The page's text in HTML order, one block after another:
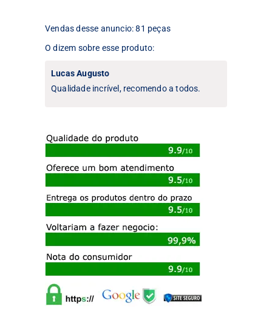
Vendas desse anuncio: 81 peças
O dizem sobre esse produto:
Lucas Augusto
Qualidade incrível, recomendo a todos.